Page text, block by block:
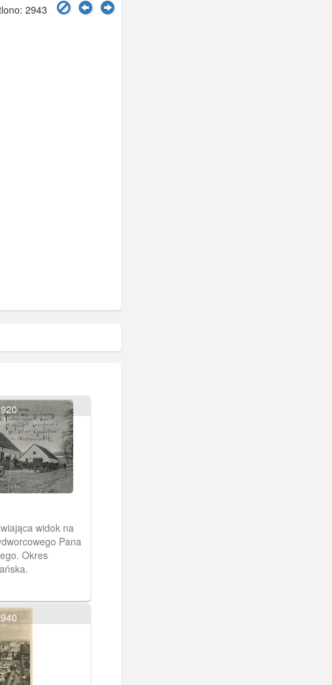
2943
widok na
Pana
Okres